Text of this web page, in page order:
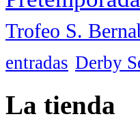
Trofeo S.
entradas Derby
La tienda